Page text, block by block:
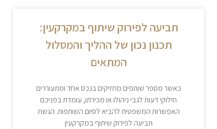
תביעה לפירוק שיתוף במקרקעין:
תכנון נכון של ההליך והמסלול
המתאים
כאשר מספר שותפים מחזיקים בנכס אחד ומתעוררים
חילוקי דעות לגבי ניהולו או מכירתו, עומדת בפניכם
האפשרות המשפטית להביא לסיום השותפות. הגשת
תביעה לפירוק שיתוף במקרקעין